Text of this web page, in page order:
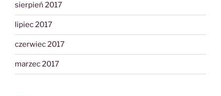
sierpień 2017
lipiec 2017
czerwiec 2017
marzec 2017